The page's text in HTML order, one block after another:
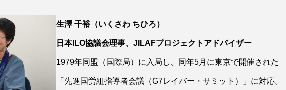
生澤 千裕（いくさわ ちひろ）
日本ILO協議会理事、JILAFプロジェクトアドバイザー
1979年同盟（国際局）に入局し、同年5月に東京で開催された
「先進国労組指導者会議（G7レイバー・サミット）」に対応。